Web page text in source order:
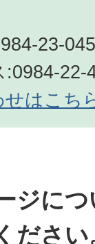
23-
22-
はこち
ジに
ださい